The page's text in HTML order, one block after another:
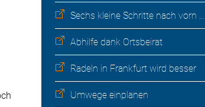
Sechs kleine Schritte nach vorn …
Abhilfe dank Ortsbeirat
Radeln in Frankfurt wird besser
Umwege einplanen